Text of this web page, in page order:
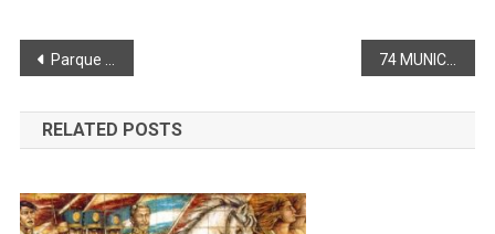
Navegación
de
entradas
Parque Acuático «Los Elenes» se reactiva
RELATED POSTS